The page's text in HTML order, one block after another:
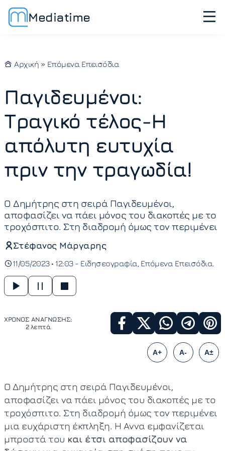
Mediatime
Αρχική » Επόμενα Επεισόδια
Παγιδευμένοι:
Τραγικό τέλος-Η
απόλυτη ευτυχία
πριν την τραγωδία!
Ο Δημήτρης στη σειρά Παγιδευμένοι,
αποφασίζει να πάει μόνος του διακοπές με το
τροχόσπιτο. Στη διαδρομή όμως τον περιμένει
Στέφανος Μάργαρης
11/05/2023 • 12:03 - Ειδησεογραφία Επόμενα Επεισόδια
ΧΡΟΝΟΣ ΑΝΑΓΝΩΣΗΣ:
2 λεπτά
A+ A- A±
Ο Δημήτρης στη σειρά Παγιδευμένοι,
αποφασίζει να πάει μόνος του διακοπές με το
τροχόσπιτο. Στη διαδρομή όμως τον περιμένει
μια ευχάριστη έκπληξη. Η Αννα εμφανίζεται
μπροστά του και έτσι αποφασίζουν να